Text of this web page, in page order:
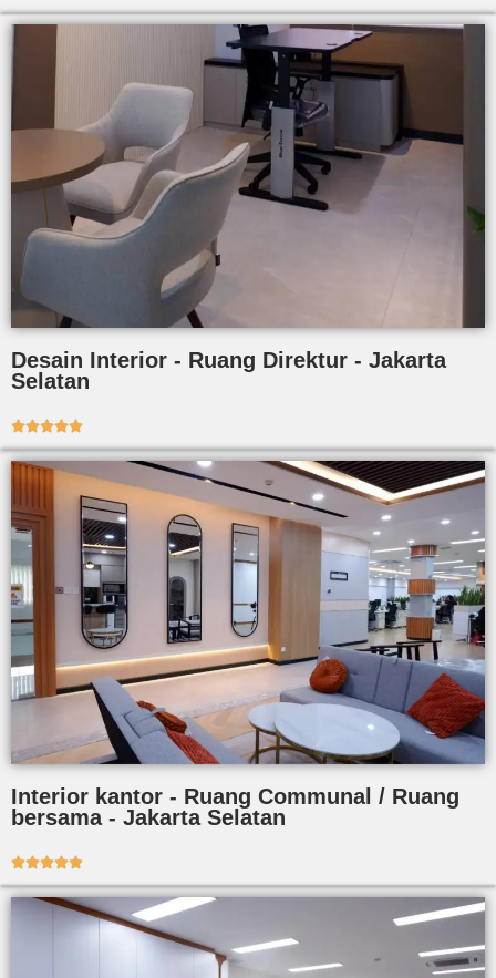
Desain Interior - Ruang Direktur - Jakarta
Selatan

Interior kantor - Ruang Communal / Ruang
bersama - Jakarta Selatan
